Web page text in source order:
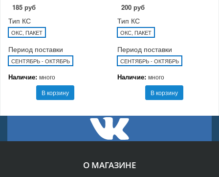
185 руб
Тип КС
ОКС, ПАКЕТ
Период поставки
СЕНТЯБРЬ - ОКТЯБРЬ
Наличие: много
В корзину
200 руб
Тип КС
ОКС, ПАКЕТ
Период поставки
СЕНТЯБРЬ - ОКТЯБРЬ
Наличие: много
В корзину
О МАГАЗИНЕ